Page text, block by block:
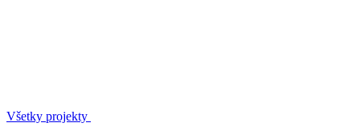
Všetky projekty